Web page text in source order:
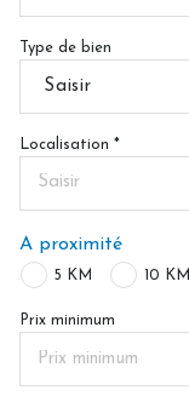
Type de bien
Saisir
Localisation *
A proximité
5 KM 10 KM
Prix minimum